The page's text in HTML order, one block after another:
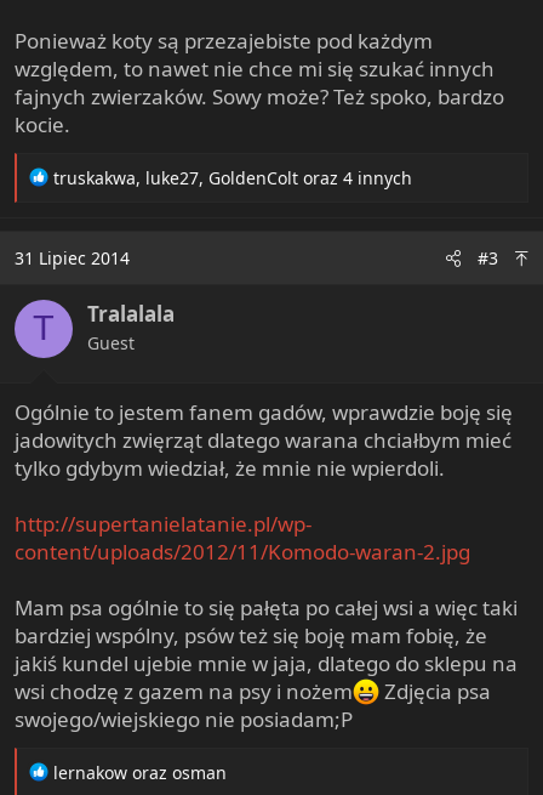
Ponieważ koty są przezajebiste pod każdym
względem, to nawet nie chce mi się szukać innych
fajnych zwierzaków. Sowy może? Też spoko, bardzo
kocie.
R
t
o
s
truskakwa, luke27, GoldenColt oraz 4 innych
31 Lipiec 2014 #3
T Tralalala
Guest
Ogólnie to jestem fanem gadów, wprawdzie boję się
jadowitych zwięrząt dlatego warana chciałbym mieć
tylko gdybym wiedział, że mnie nie wpierdoli.
http://supertanielatanie.pl/wp-
content/uploads/2012/11/Komodo-waran-2.jpg
Mam psa ogólnie to się pałęta po całej wsi a więc taki
bardziej wspólny, psów też się boję mam fobię, że
jakiś kundel ujebie mnie w jaja, dlatego do sklepu na
wsi chodzę z gazem na psy i nożem
Zdjęcia psa
swojego/wiejskiego nie posiadam;P
R
lernakow oraz osman